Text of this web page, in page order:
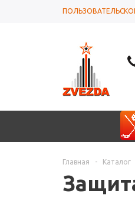
Главная - Каталог